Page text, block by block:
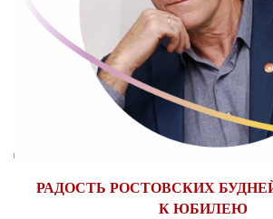
РАДОСТЬ РОСТОВСКИХ
К ЮБИЛЕЮ